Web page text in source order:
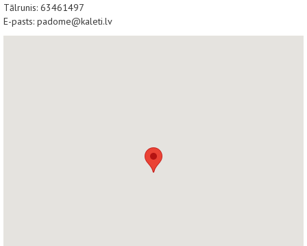
Tālrunis: 63461497
E-pasts: padome@kaleti.lv